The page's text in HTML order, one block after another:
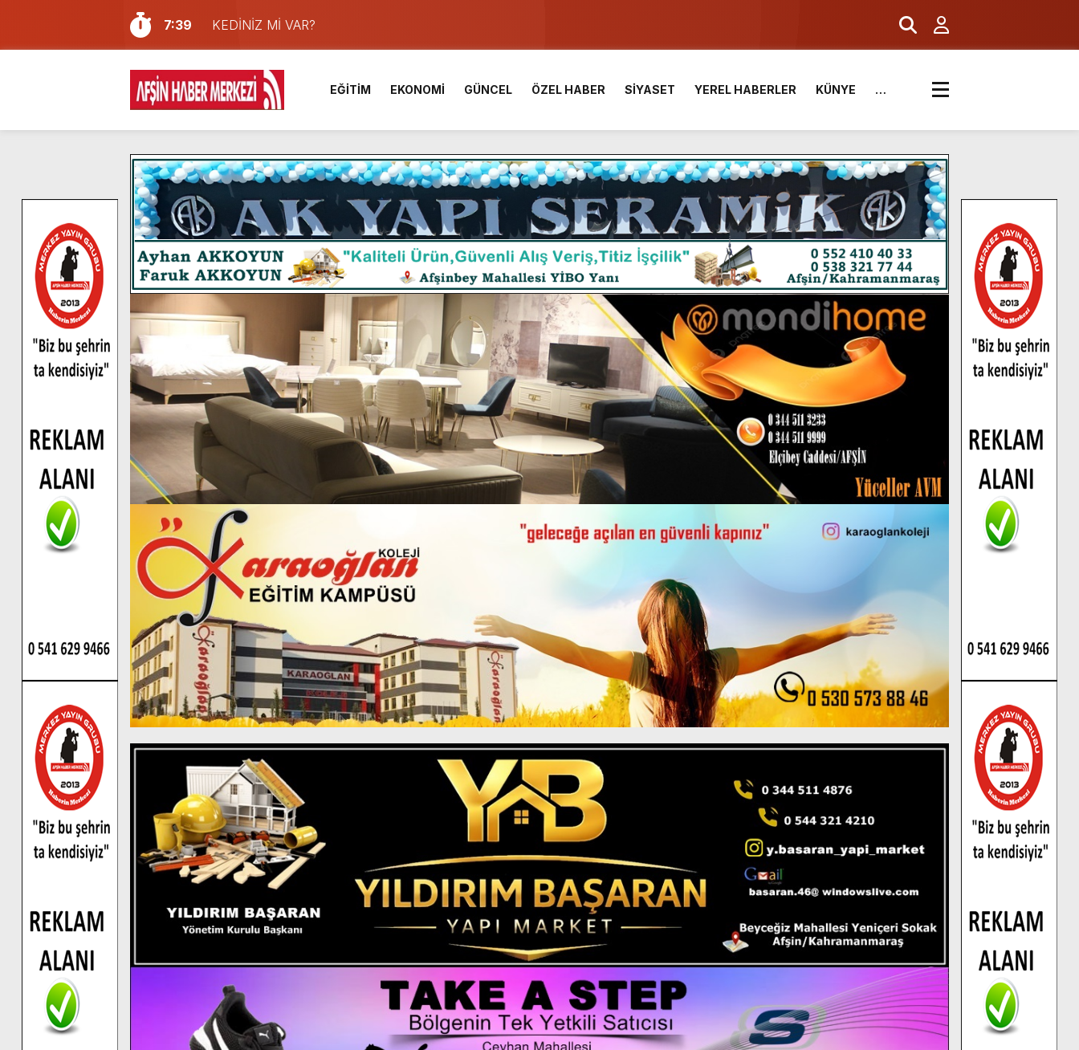
7:39
KEDİNİZ Mİ VAR?
7:27
Cumhurbaşkanı Erdoğan, Ayser Çalık Ortaokulu Şehitlerinin Aileleriyle Bir Araya Geldi.
13:57
Afşin Heyetinden Kaymakam Muammer Sarıdoğan’a Beşikdüzü’nde hayırlı olsun ziyareti.
10:34
Vatandaşlardan Ağustos Fuarı’na Tam Not.
16:48
Pusula Maraş Kamplarında 2 Bin Genç Doğa ve Bilimle Buluştu.
16:46
Pusula Maraş’ın Akademik Desteği Türkiye Derecesi Getirdi.
9:47
Afşin’de Orjinal deri işçiliği hediyelik eşya satışı Yunus Dağdelen tarafından yaşatılıyor.
8:37
Başkan Furkan Kılınç: “Bu birliktelik, Afşin Spor’un en büyük gücüdür.”
4:28
Başkan Görgel, Kahramanmaraş Kalesinde çalışmaları yerinde inceledi.
14:05
Madrigal, Perşembe Günü KAFUM’da Sahne Alacak.
EĞİTİM EKONOMİ GÜNCEL ÖZEL HABER SİYASET YEREL HABERLER KÜNYE …